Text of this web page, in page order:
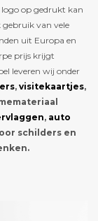
logo op gedrukt kan
gebruik van vele
uit Europa en
prijs krijgt
leveren wij onder
, visitekaartjes,
, auto
schilders en